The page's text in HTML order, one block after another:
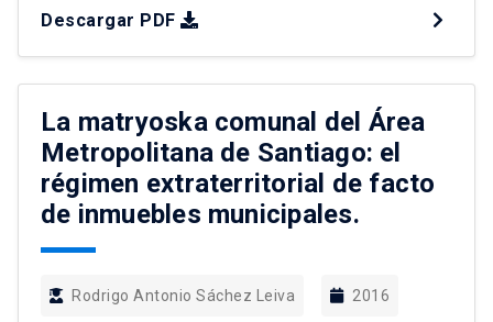
automóvil. A diferencia de las protestas
“antiautopistas”, por ejemplo, articuladas para
poner freno a proyectos concretos de
infraestructura urbana, los movimientos ciclistas
han complejizado tal […]
Descargar PDF
La matryoska comunal del Área
Metropolitana de Santiago: el
régimen extraterritorial de facto
de inmuebles municipales.
Rodrigo Antonio Sáchez Leiva 2016